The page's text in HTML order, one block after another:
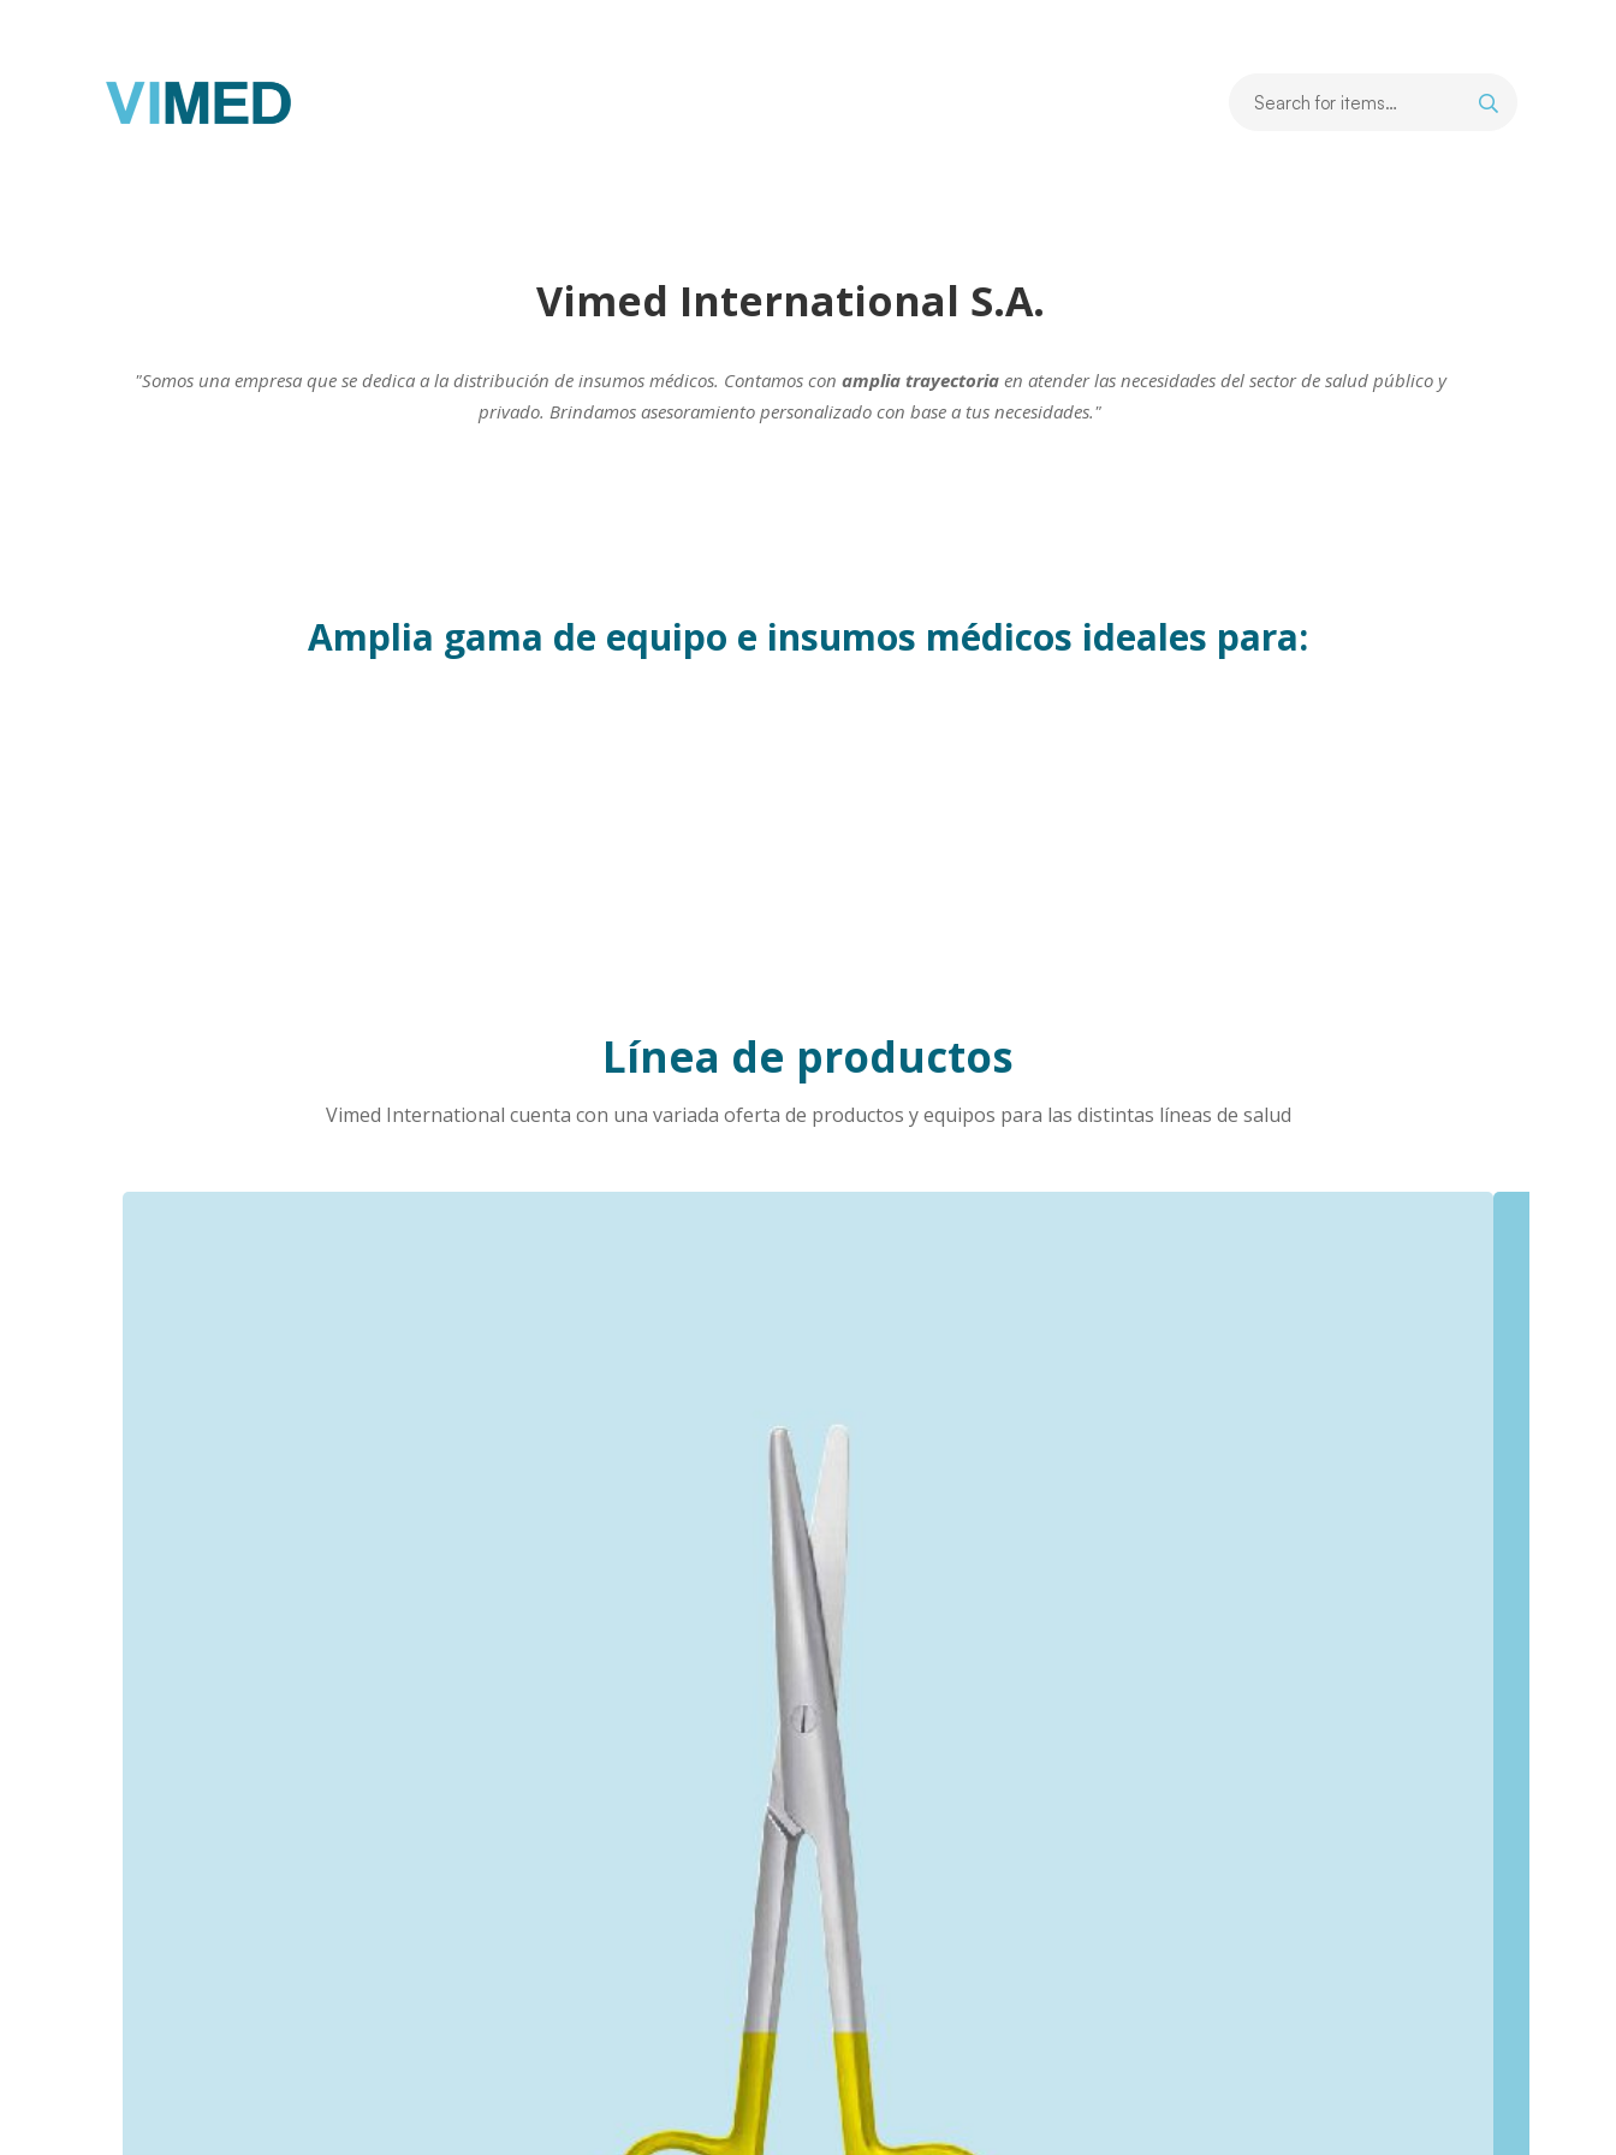
Vimed International S.A.
"Somos una empresa que se dedica a la distribución de insumos médicos. Contamos con amplia trayectoriaen atender las necesidades del sector de salud público y
privado. Brindamos asesoramiento personalizado con base a tus necesidades."
Amplia gama de equipo e insumos médicos ideales para:
Línea de productos
Vimed International cuenta con una variada oferta de productos y equipos para las distintas líneas de salud